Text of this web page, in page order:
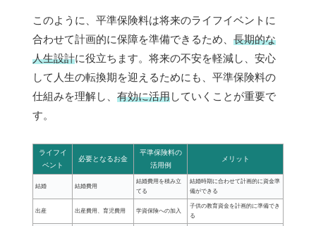
このように、平準保険料は将来のライフイベントに
合わせて計画的に保障を準備できるため、 長期的な
人生設計に役立ちます。将来の不安を軽減し、安心
して人生の転換期を迎えるためにも、平準保険料の
仕組みを理解し、 有効に活用していくことが重要で
す。
ライフイ
ベント
必要となるお金
平準保険料の
活用例
メリット
結婚 結婚費用
結婚費用を積み立
てる
結婚時期に合わせて計画的に資金準
備ができる
出産 出産費用、育児費用 学資保険への加入
子供の教育資金を計画的に準備でき
る